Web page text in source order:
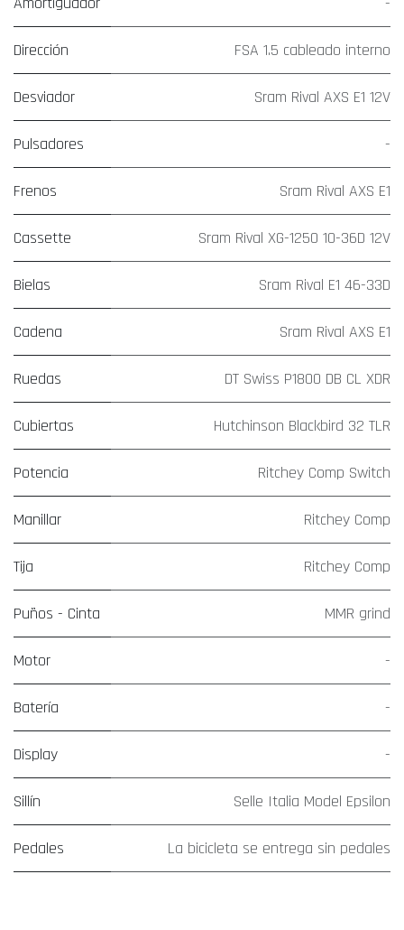
Dirección FSA 1.5 cableado interno
Desviador Sram Rival AXS E1 12V
Pulsadores -
Frenos Sram Rival AXS E1
Cassette Sram Rival XG-1250 10-36D 12V
Bielas Sram Rival E1 46-33D
Cadena Sram Rival AXS E1
Ruedas DT Swiss P1800 DB CL XDR
Cubiertas Hutchinson Blackbird 32 TLR
Potencia Ritchey Comp Switch
Manillar Ritchey Comp
Tija Ritchey Comp
Puños - Cinta MMR grind
Motor -
Batería -
Display -
Sillín Selle Italia Model Epsilon
Pedales La bicicleta se entrega sin pedales